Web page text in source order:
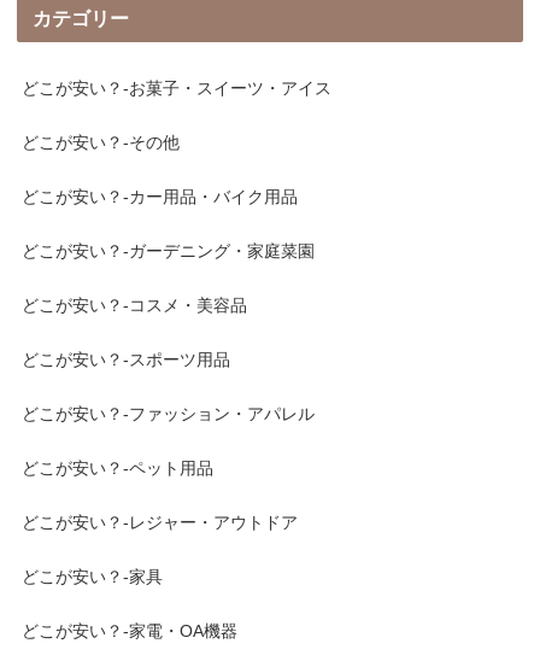
カテゴリー
どこが安い？-お菓子・スイーツ・アイス
どこが安い？-その他
どこが安い？-カー用品・バイク用品
どこが安い？-ガーデニング・家庭菜園
どこが安い？-コスメ・美容品
どこが安い？-スポーツ用品
どこが安い？-ファッション・アパレル
どこが安い？-ペット用品
どこが安い？-レジャー・アウトドア
どこが安い？-家具
どこが安い？-家電・OA機器